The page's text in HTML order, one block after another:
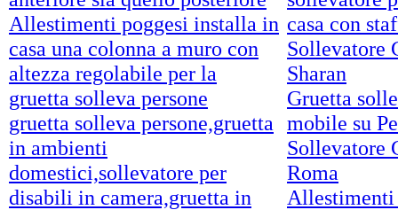
Allestimenti poggesi installa in
casa una colonna a muro con
altezza regolabile per la
gruetta solleva persone
gruetta solleva persone,gruetta
in ambienti
domestici,sollevatore per
disabili in camera,gruetta in
casa con
Sollevatore
Sharan
Gruetta
mobile su
Sollevatore
Roma
Allestimenti